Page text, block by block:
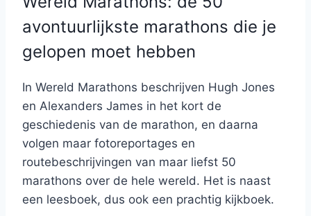
avontuurlijkste marathons die je
gelopen moet hebben
In Wereld Marathons beschrijven Hugh Jones
en Alexanders James in het kort de
geschiedenis van de marathon, en daarna
volgen maar fotoreportages en
routebeschrijvingen van maar liefst 50
marathons over de hele wereld. Het is naast
een leesboek, dus ook een prachtig kijkboek.